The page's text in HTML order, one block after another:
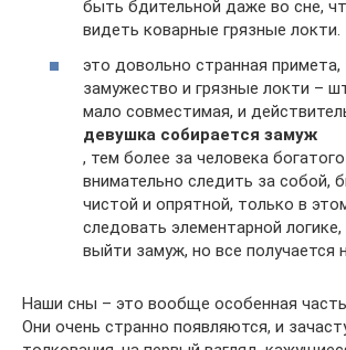
быть бдительной даже во сне,
видеть коварные грязные локти.
это довольно странная
замужество и грязные локти –
мало совместимая, и
девушка собирается замуж
, тем более за человека
внимательно следить за собой,
чистой и опрятной, только в
следовать элементарной
выйти замуж, но все получается
Наши сны – это вообще особенная часть
Они очень странно появляются, и